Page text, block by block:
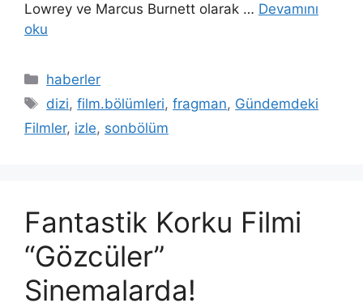
Lowrey ve Marcus Burnett olarak … Devamını
oku
Kategoriler
haberler
Etiketler
dizi,film.bölümleri,fragman, Gündemdeki
Filmler, izle, sonbölüm
Fantastik Korku Filmi
“Gözcüler”
Sinemalarda!